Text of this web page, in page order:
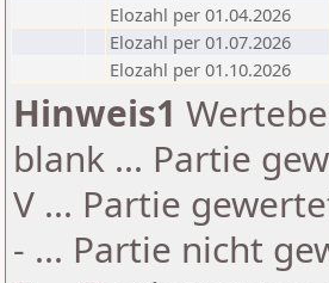
Elozahl per 01.04.2026
Elozahl per 01.07.2026
Elozahl per 01.10.2026
Hinweis1
blank ... Partie
V ... Partie
- ... Partie nicht